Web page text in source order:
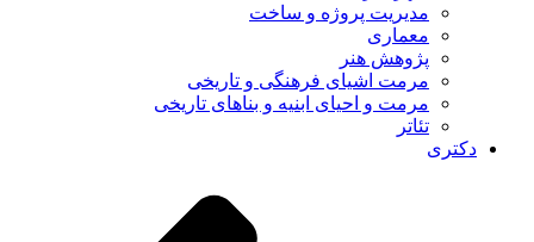
مدیریت پروژه و ساخت
معماری
پژوهش هنر
مرمت اشیای فرهنگی و تاریخی
مرمت و احیای ابنیه و بناهای تاریخی
تئاتر
دکتری